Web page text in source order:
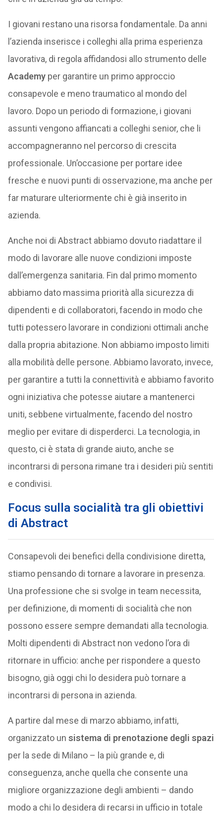
I giovani restano una risorsa fondamentale. Da anni
l’azienda inserisce i colleghi alla prima esperienza
lavorativa, di regola affidandosi allo strumento delle
Academyper garantire un primo approccio
consapevole e meno traumatico al mondo del
lavoro. Dopo un periodo di formazione, i giovani
assunti vengono affiancati a colleghi senior, che li
accompagneranno nel percorso di crescita
professionale. Un’occasione per portare idee
fresche e nuovi punti di osservazione, ma anche per
far maturare ulteriormente chi è già inserito in
azienda.
Anche noi di Abstract abbiamo dovuto riadattare il
modo di lavorare alle nuove condizioni imposte
dall’emergenza sanitaria. Fin dal primo momento
abbiamo dato massima priorità alla sicurezza di
dipendenti e di collaboratori, facendo in modo che
tutti potessero lavorare in condizioni ottimali anche
dalla propria abitazione. Non abbiamo imposto limiti
alla mobilità delle persone. Abbiamo lavorato, invece,
per garantire a tutti la connettività e abbiamo favorito
ogni iniziativa che potesse aiutare a mantenerci
uniti, sebbene virtualmente, facendo del nostro
meglio per evitare di disperderci. La tecnologia, in
questo, ci è stata di grande aiuto, anche se
incontrarsi di persona rimane tra i desideri più sentiti
e condivisi.
Focus sulla socialità tra gli obiettivi
di Abstract
Consapevoli dei benefici della condivisione diretta,
stiamo pensando di tornare a lavorare in presenza.
Una professione che si svolge in team necessita,
per definizione, di momenti di socialità che non
possono essere sempre demandati alla tecnologia.
Molti dipendenti di Abstract non vedono l’ora di
ritornare in ufficio: anche per rispondere a questo
bisogno, già oggi chi lo desidera può tornare a
incontrarsi di persona in azienda.
A partire dal mese di marzo abbiamo, infatti,
organizzato un sistema di prenotazione degli spazi
per la sede di Milano – la più grande e, di
conseguenza, anche quella che consente una
migliore organizzazione degli ambienti – dando
modo a chi lo desidera di recarsi in ufficio in totale